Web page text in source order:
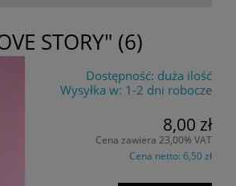
STORY" (6)
Dostępność: duża ilość
Wysyłka w: 1-2 dni robocze
8,00 zł
Cena zawiera 23,00% VAT
Cena netto: 6,50 zł